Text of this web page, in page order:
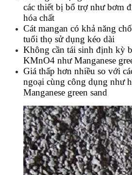
các thiết bị bổ trợ như bơm
hóa chất
Cát mangan có khả năng
tuổi thọ sử dụng kéo dài
Không cần tái sinh định kỳ
KMnO4 như Manganese
Giá thấp hơn nhiều so với
ngoại cùng công dụng như
Manganese green sand